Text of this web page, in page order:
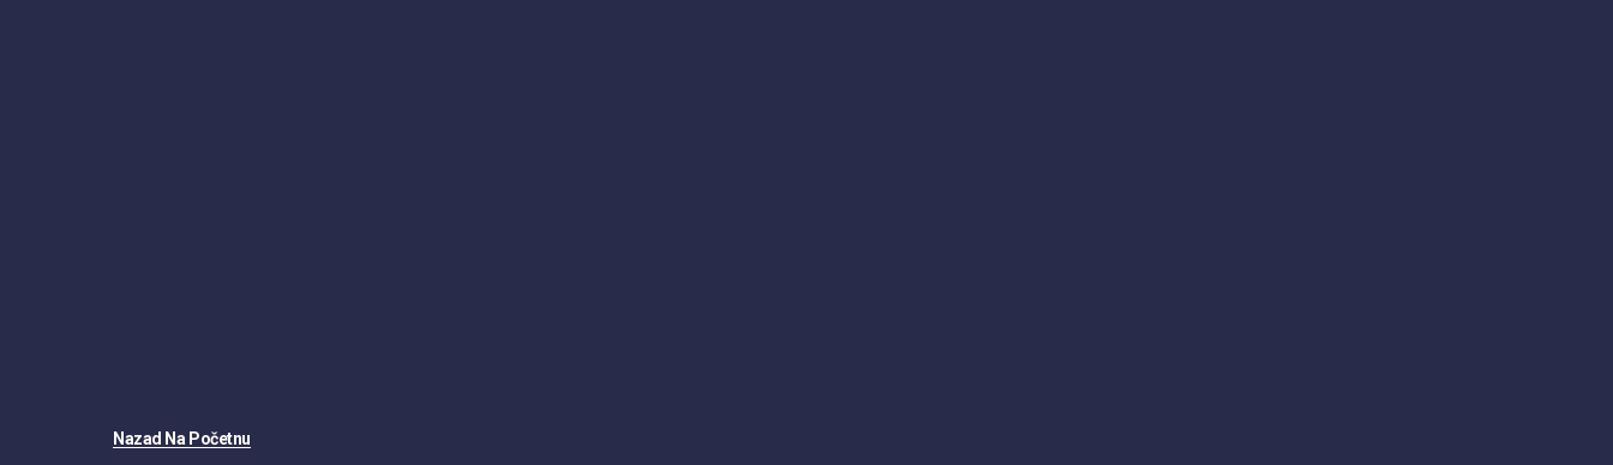
Nazad Na Početnu